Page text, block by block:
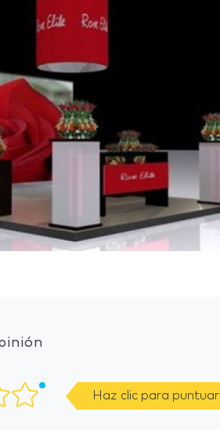
Haz clic para puntuar